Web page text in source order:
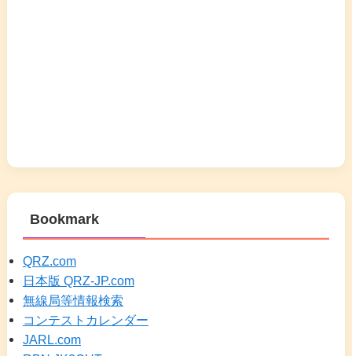
Bookmark
QRZ.com
日本版 QRZ-JP.com
無線局等情報検索
コンテストカレンダー
JARL.com